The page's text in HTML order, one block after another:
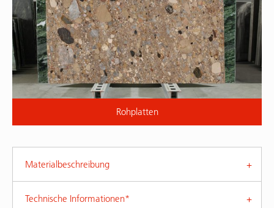
Rohplatten
Materialbeschreibung
Technische Informationen*